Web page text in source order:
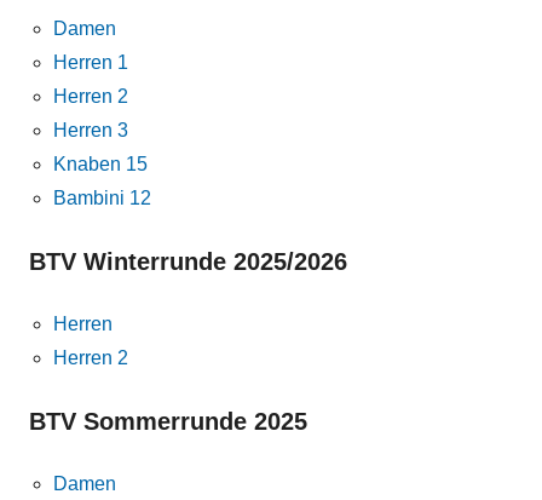
Damen
Herren 1
Herren 2
Herren 3
Knaben 15
Bambini 12
BTV Winterrunde 2025/2026
Herren
Herren 2
BTV Sommerrunde 2025
Damen